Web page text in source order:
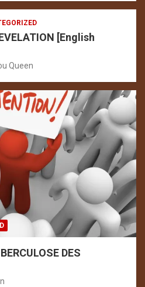
[English
Queen
DES